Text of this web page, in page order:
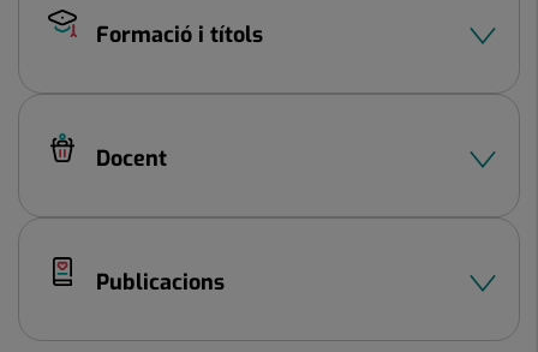
Formació i títols
Docent
Publicacions